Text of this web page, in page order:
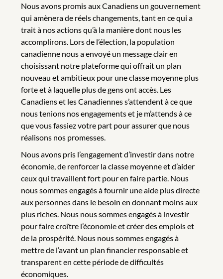
Nous avons promis aux Canadiens un gouvernement
qui amènera de réels changements, tant en ce qui a
trait à nos actions qu’à la manière dont nous les
accomplirons. Lors de l’élection, la population
canadienne nous a envoyé un message clair en
choisissant notre plateforme qui offrait un plan
nouveau et ambitieux pour une classe moyenne plus
forte et à laquelle plus de gens ont accès. Les
Canadiens et les Canadiennes s’attendent à ce que
nous tenions nos engagements et je m’attends à ce
que vous fassiez votre part pour assurer que nous
réalisons nos promesses.
Nous avons pris l’engagement d’investir dans notre
économie, de renforcer la classe moyenne et d’aider
ceux qui travaillent fort pour en faire partie. Nous
nous sommes engagés à fournir une aide plus directe
aux personnes dans le besoin en donnant moins aux
plus riches. Nous nous sommes engagés à investir
pour faire croître l’économie et créer des emplois et
de la prospérité. Nous nous sommes engagés à
mettre de l’avant un plan financier responsable et
transparent en cette période de difficultés
économiques.